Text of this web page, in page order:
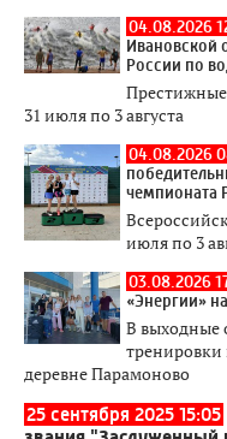
04.08.2026
Ивановской
России по
31 июля по 3 августа
04.08.2026
чемпионата
июля по 3
03.08.2026
«Энергии»
В выходные
тренировки
деревне Парамоново
25 сентября 2025 15:05